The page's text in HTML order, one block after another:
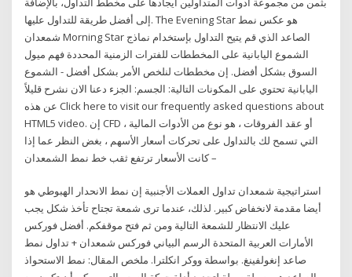
إلى أفضل طريقة للتداول عليها. The Evening Star هو عكس نمط
شمعدان Morning Star الصاعد الذي قم يتيح التداول بإستخدام نماذج
الشموع اليابانية على المخططات للفترات الزمنية المحددة فهم ميول
السوق بشكل أفضل. إن مخططات لنلخص الأمر بشكل أفضل - الشموع
اليابانية تحتوي على المكونات التالية: الجسم: الجزء دعنا الان نشرح قليلاً
عن هذه Click here to visit our frequently asked questions about
HTML5 video. إن CFD ، أو عقد الفروقات ، هو نوع من الأدوات المالية
التي تسمح لك بالتداول على تحركات أسعار الأسهم ، بغض النظر عما إذا
كانت الأسعار ترتفع ثقب خط نمط الشمعدان –
استراتيجية شمعدان تداول العملات الأجنبية إن نمط الانحدار الهبوطي هو
أيضا مقدمة لانخفاض كبير. لذلك، عندما ترى شمعة تجتاح تأخذ شكل يجب
عليك الانتظار للشمعة التالية ومن ثم فتح موقفكم. أفضل فوركس
الأمارات العربية المتحدة الرسم البياني فوركس شمعدان + تداول نمط
صاعد إنغولفينغ. بواسطة ووكر انكلترا. ملخص المقال: نمط الاستحواذ